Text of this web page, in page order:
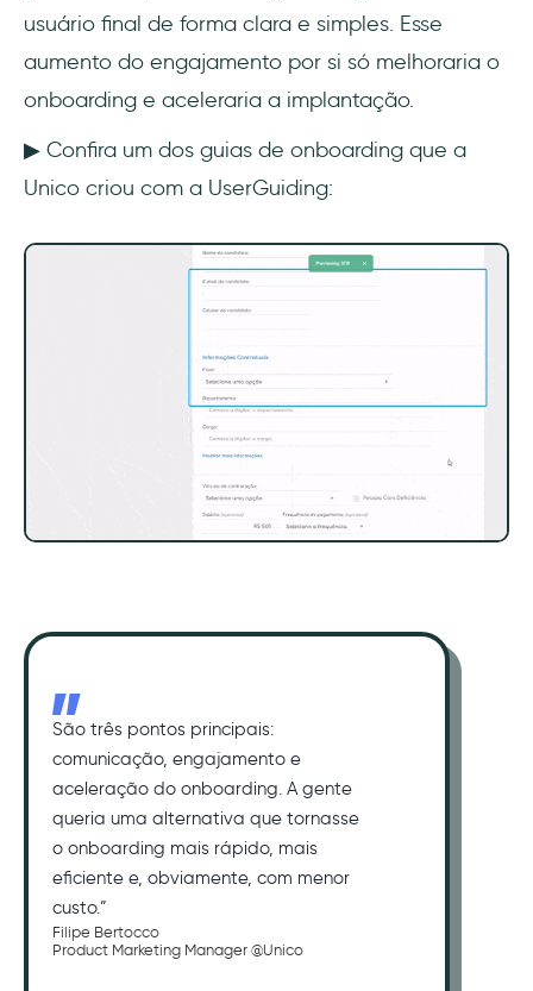
usuário final de forma clara e simples. Esse
aumento do engajamento por si só melhoraria o
onboarding e aceleraria a implantação.
▶ Confira um dos guias de onboarding que a
Unico criou com a UserGuiding:
São três pontos principais:
comunicação, engajamento e
aceleração do onboarding. A gente
queria uma alternativa que tornasse
o onboarding mais rápido, mais
eficiente e, obviamente, com menor
custo.”
Filipe Bertocco
Product Marketing Manager @Unico